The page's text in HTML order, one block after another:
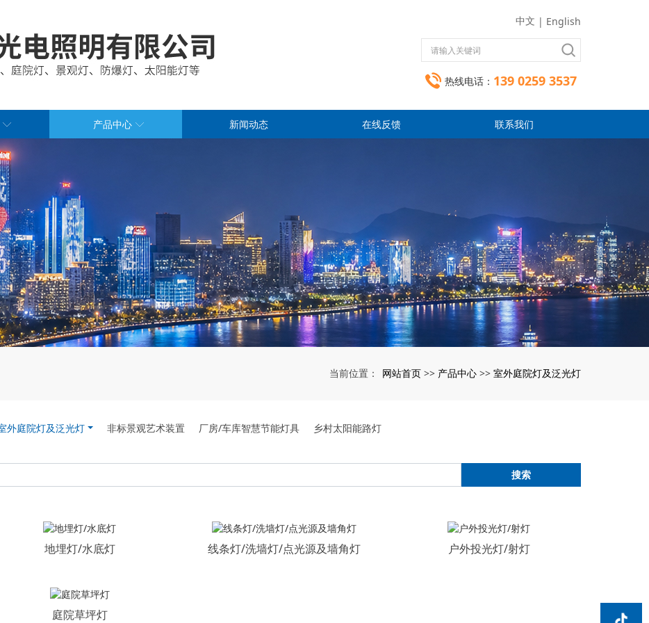
中文 | English
热线电话： 139 0259 3537
产品中心 新闻动态 在线反馈 联系我们
当前位置： 网站首页 >> 产品中心 >> 室外庭院灯及泛光灯
外庭院灯及泛光灯 非标景观艺术装置 厂房/车库智慧节能灯具 乡村太阳能路灯
搜索
地埋灯/水底灯 线条灯/洗墙灯/点光源及墙角灯 户外投光灯/射灯
庭院草坪灯